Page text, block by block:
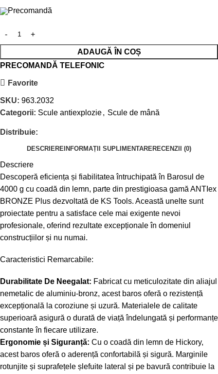
Precomandă
ADAUGĂ ÎN COȘ
PRECOMANDĂ TELEFONIC
Favorite
SKU: 963.2032
Categorii: Scule antiexplozie, Scule de mână
Distribuie:
DESCRIERE INFORMAȚII SUPLIMENTARE RECENZII (0)
Descriere
Descoperă eficiența și fiabilitatea întruchipată în Barosul de
4000 g cu coadă din lemn, parte din prestigioasa gamă ANTIex
BRONZE Plus dezvoltată de KS Tools. Această unelte sunt
proiectate pentru a satisface cele mai exigente nevoi
profesionale, oferind rezultate excepționale în domeniul
construcțiilor și nu numai.
Caracteristici Remarcabile:
Durabilitate De Neegalat: Fabricat cu meticulozitate din aliajul
nemetalic de aluminiu-bronz, acest baros oferă o rezistență
excepțională la coroziune și uzură. Materialele de calitate
superioară asigură o durată de viață îndelungată și performanțe
constante în fiecare utilizare.
Ergonomie și Siguranță: Cu o coadă din lemn de Hickory,
acest baros oferă o aderență confortabilă și sigură. Marginile
rotunjite și suprafețele șlefuite lateral și pe bavură contribuie la